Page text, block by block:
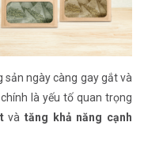
sản ngày càng gay gắt và
chính là yếu tố quan trọng
vàtăng khả năng cạnh